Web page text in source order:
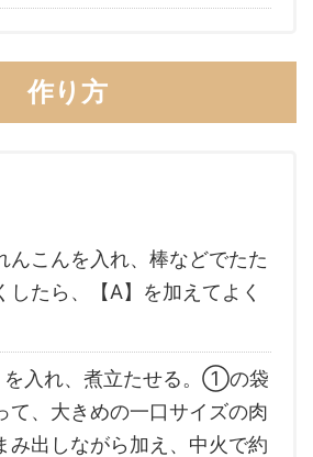
作り方
んこんを入れ、棒などでたた
したら、【A】を加えてよく
を入れ、煮立たせる。①の袋
て、大きめの一口サイズの肉
み出しながら加え、中火で約